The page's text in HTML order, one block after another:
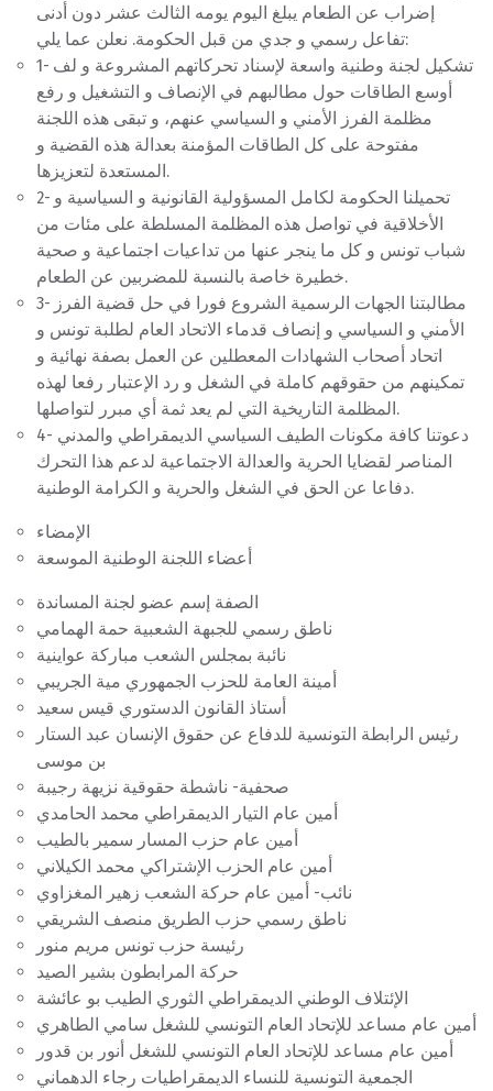
إضراب عن الطعام يبلغ اليوم يومه الثالث عشر دون أدنى
تفاعل رسمي و جدي من قبل الحكومة. نعلن عما يلي:
1- تشكيل لجنة وطنية واسعة لإسناد تحركاتهم المشروعة و لف
أوسع الطاقات حول مطالبهم في الإنصاف و التشغيل و رفع
مظلمة الفرز الأمني و السياسي عنهم، و تبقى هذه اللجنة
مفتوحة على كل الطاقات المؤمنة بعدالة هذه القضية و
المستعدة لتعزيزها.
2- تحميلنا الحكومة لكامل المسؤولية القانونية و السياسية و
الأخلاقية في تواصل هذه المظلمة المسلطة على مئات من
شباب تونس و كل ما ينجر عنها من تداعيات اجتماعية و صحية
خطيرة خاصة بالنسبة للمضربين عن الطعام.
3- مطالبتنا الجهات الرسمية الشروع فورا في حل قضية الفرز
الأمني و السياسي و إنصاف قدماء الاتحاد العام لطلبة تونس و
اتحاد أصحاب الشهادات المعطلين عن العمل بصفة نهائية و
تمكينهم من حقوقهم كاملة في الشغل و رد الإعتبار رفعا لهذه
المظلمة التاريخية التي لم يعد ثمة أي مبرر لتواصلها.
4- دعوتنا كافة مكونات الطيف السياسي الديمقراطي والمدني
المناصر لقضايا الحرية والعدالة الاجتماعية لدعم هذا التحرك
دفاعا عن الحق في الشغل والحرية و الكرامة الوطنية.
الإمضاء
أعضاء اللجنة الوطنية الموسعة
الصفة إسم عضو لجنة المساندة
ناطق رسمي للجبهة الشعبية حمة الهمامي
نائبة بمجلس الشعب مباركة عواينية
أمينة العامة للحزب الجمهوري مية الجريبي
أستاذ القانون الدستوري قيس سعيد
رئيس الرابطة التونسية للدفاع عن حقوق الإنسان عبد الستار
بن موسى
صحفية- ناشطة حقوقية نزيهة رجيبة
أمين عام التيار الديمقراطي محمد الحامدي
أمين عام حزب المسار سمير بالطيب
أمين عام الحزب الإشتراكي محمد الكيلاني
نائب- أمين عام حركة الشعب زهير المغزاوي
ناطق رسمي حزب الطريق منصف الشريقي
رئيسة حزب تونس مريم منور
حركة المرابطون بشير الصيد
الإئتلاف الوطني الديمقراطي الثوري الطيب بو عائشة
أمين عام مساعد للإتحاد العام التونسي للشغل سامي الطاهري
أمين عام مساعد للإتحاد العام التونسي للشغل أنور بن قدور
الجمعية التونسية للنساء الديمقراطيات رجاء الدهماني